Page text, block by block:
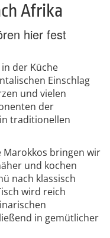
Afrika
hier fest
der Küche
Einschlag
und vielen
der
traditionellen
Marokkos bringen wir
und kochen
nach klassisch
wird reich
in gemütlicher